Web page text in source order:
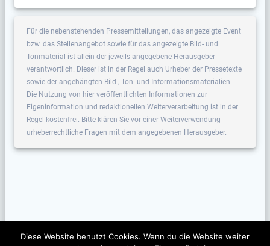
Für die nebenstehenden Pressemitteilungen, das angezeigte Event
bzw. das Stellenangebot sowie für das angezeigte Bild- und
Tonmaterial ist allein der jeweils angegebene Herausgeber
verantwortlich. Dieser ist in der Regel auch Urheber der Pressetexte
sowie der angehängten Bild-, Ton- und Informationsmaterialien.
Die Nutzung von hier veröffentlichten Informationen zur
Eigeninformation und redaktionellen Weiterverarbeitung ist in der
Regel kostenfrei. Bitte klären Sie vor einer Weiterverwendung
urheberrechtliche Fragen mit dem angegebenen Herausgeber.
Diese Website benutzt Cookies. Wenn du die Website weiter